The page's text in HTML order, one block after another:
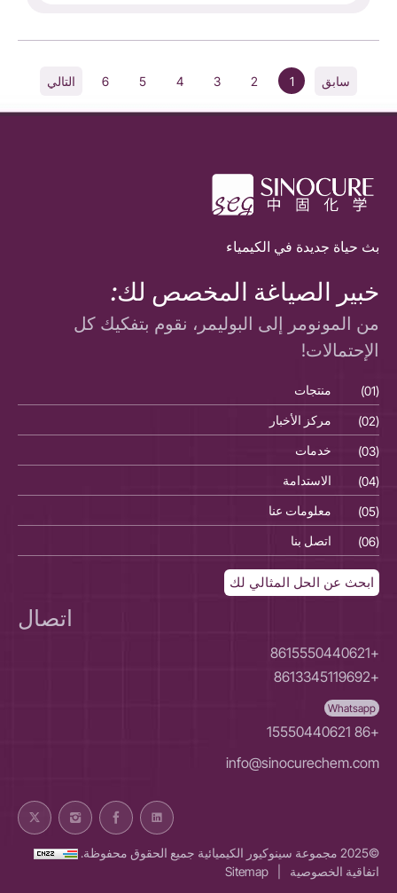
سابق 1
2
3
4
5
6 التالي
بث حياة جديدة في الكيمياء
خبير الصياغة المخصص لك:
من المونومر إلى البوليمر، نقوم بتفكيك كل
الإحتمالات!
(01) منتجات
(02)
مركز الأخبار
(03)
خدمات
(04)
الاستدامة
(05)
معلومات عنا
(06)
اتصل بنا
ابحث عن الحل المثالي لك
اتصال
+8615550440621
+8613345119692
Whatsapp
+86 15550440621
info@sinocurechem.com
©2025 مجموعة سينوكيور الكيميائية جميع الحقوق محفوظة.
اتفاقية الخصوصية
Sitemap